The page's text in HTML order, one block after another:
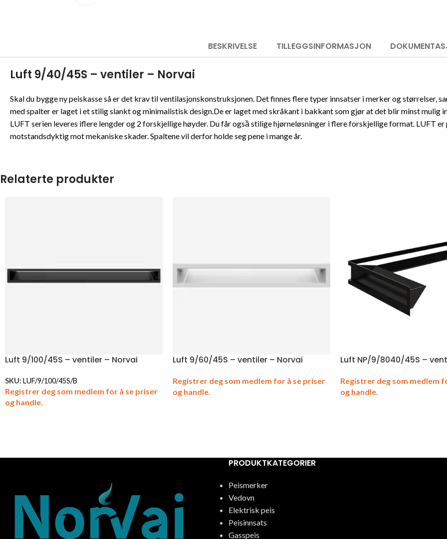
BESKRIVELSE TILLEGGSINFORMASJON
Luft 9/40/45S – ventiler – Norvai
Skal du bygge ny peiskasse så er det krav til ventilasjonskonstruksjonen. Det finnes flere typer innsatser i merker og størrelser,
med spalter er laget i et stilig slankt og minimalistisk design.De er laget med skråkant i bakkant som gjør at det blir minst mulig
LUFT serien leveres iflere lengder og 2 forskjellige høyder. Du får ogsầ stilige hjørneløsninger i flere forskjellige format. LUFT
motstandsdyktig mot mekaniske skader. Spaltene vil derfor holde seg pene i mange år.
Relaterte produkter
Luft 9/100/45S – ventiler – Norvai
SKU: LUF/9/100/45S/B
Registrer deg som medlem for å se priser
og handle.
Luft 9/60/45S – ventiler – Norvai
Registrer deg som medlem for å se priser
og handle.
Luft NP/9/8040/45S –
Registrer deg som medlem
og handle.
PRODUKTKATEGORIER
Peismerker
Vedovn
Elektrisk peis
Peisinnsats
Gasspeis